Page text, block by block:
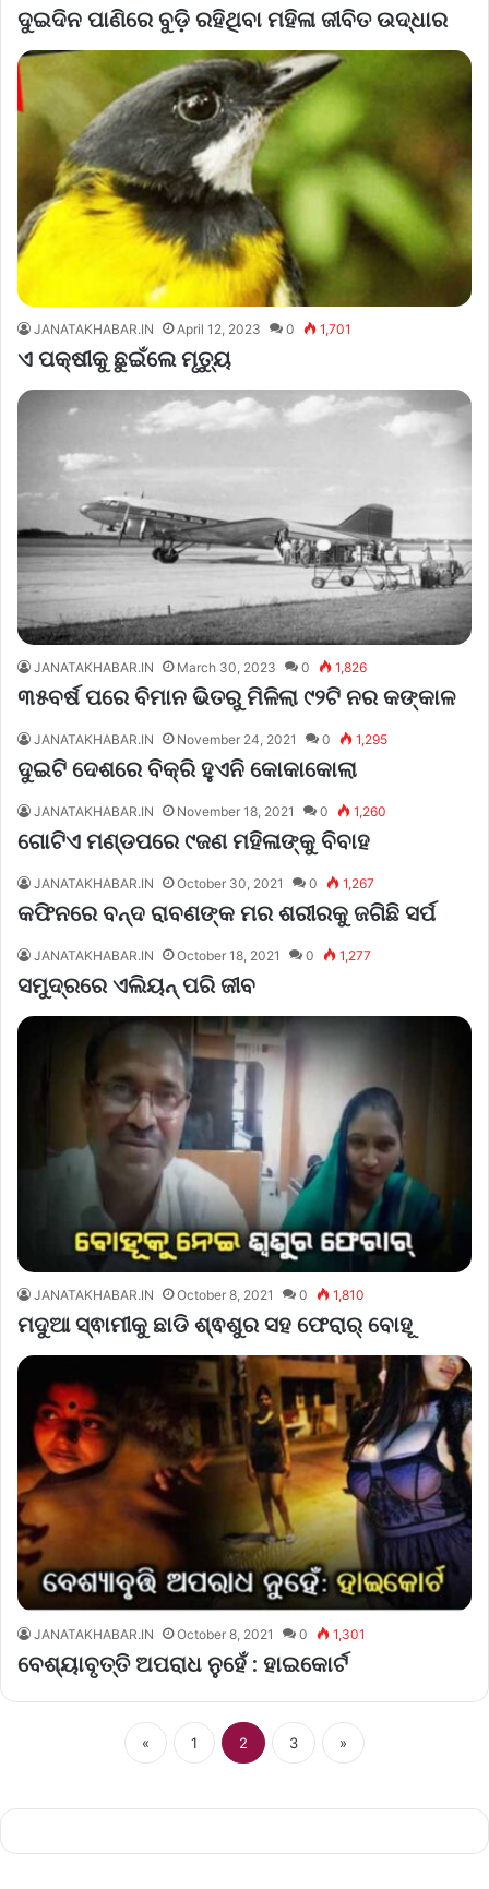
ଦୁଇଦିନ ପାଣିରେ ବୁଡ଼ି ରହିଥିବା ମହିଳା ଜୀବିତ ଉଦ୍ଧାର
JANATAKHABAR.IN April 12, 2023 0 1,701
ଏ ପକ୍ଷୀକୁ ଛୁଇଁଲେ ମୃତ୍ୟୁ
JANATAKHABAR.IN March 30, 2023 0 1,826
୩୫ବର୍ଷ ପରେ ବିମାନ ଭିତରୁ ମିଳିଲା ୯୨ଟି ନର କଙ୍କାଳ
JANATAKHABAR.IN November 24, 2021 0 1,295
ଦୁଇଟି ଦେଶରେ ବିକ୍ରି ହୁଏନି କୋକାକୋଲା
JANATAKHABAR.IN November 18, 2021 0 1,260
ଗୋଟିଏ ମଣ୍ଡପରେ ୯ଜଣ ମହିଳାଙ୍କୁ ବିବାହ
JANATAKHABAR.IN October 30, 2021 0 1,267
କଫିନରେ ବନ୍ଦ ରାବଣଙ୍କ ମର ଶରୀରକୁ ଜଗିଛି ସର୍ପ
JANATAKHABAR.IN October 18, 2021 0 1,277
ସମୁଦ୍ରରେ ଏଲିୟନ୍ ପରି ଜୀବ
JANATAKHABAR.IN October 8, 2021 0 1,810
ମଦୁଆ ସ୍ଵାମୀକୁ ଛାଡି ଶ୍ଵଶୁର ସହ ଫେରାର୍ ବୋହୂ
JANATAKHABAR.IN October 8, 2021 0 1,301
ବେଶ୍ୟାବୃତ୍ତି ଅପରାଧ ନୁହେଁ : ହାଇକୋର୍ଟ
« 1 2 3 »